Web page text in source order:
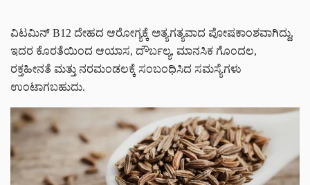
ವಿಟಮಿನ್ B12 ದೇಹದ ಆರೋಗ್ಯಕ್ಕೆ ಅತ್ಯಗತ್ಯವಾದ ಪೋಷಕಾಂಶವಾಗಿದ್ದು,
ಇದರ ಕೊರತೆಯಿಂದ ಆಯಾಸ, ದೌರ್ಬಲ್ಯ, ಮಾನಸಿಕ ಗೊಂದಲ,
ರಕ್ತಹೀನತೆ ಮತ್ತು ನರಮಂಡಲಕ್ಕೆ ಸಂಬಂಧಿಸಿದ ಸಮಸ್ಯೆಗಳು
ಉಂಟಾಗಬಹುದು.